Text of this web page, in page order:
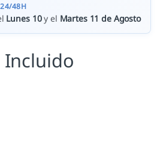
24/48H
Lunes 10y el Martes 11 de Agosto
Incluido